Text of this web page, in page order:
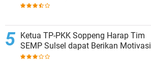
Ketua TP-PKK Soppeng Harap Tim
SEMP Sulsel dapat Berikan Motivasi